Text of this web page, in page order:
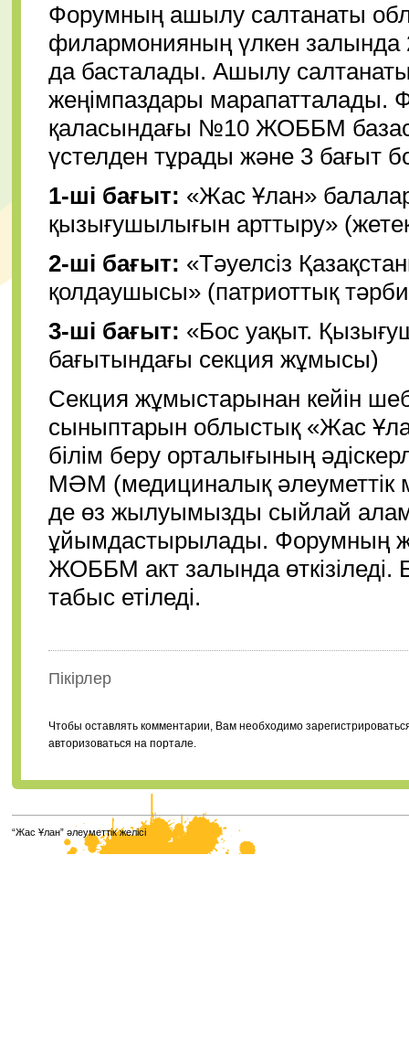
Форумның ашылу салтанаты
филармонияның үлкен залында
да басталады. Ашылу
жеңімпаздары марапатталады.
қаласындағы №10 ЖОББМ
үстелден тұрады және 3
1-ші бағыт: «Жас Ұлан»
қызығушылығын арттыру»
2-ші бағыт: «Тәуелсіз
қолдаушысы» (патриоттық
3-ші бағыт: «Бос уақыт.
бағытындағы секция жұмысы)
Секция жұмыстарынан кейін
сыныптарын облыстық «Жас
білім беру орталығының
МӘМ (медициналық әлеуметтік
де өз жылуымызды сыйлай
ұйымдастырылады. Форумның
ЖОББМ акт залында
табыс етіледі.
Пікірлер
Чтобы оставлять комментарии, Вам необходимо
авторизоваться на портале.
“Жас Ұлан” әлеуметтік желісі